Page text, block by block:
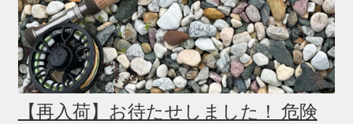
【再入荷】お待たせしました！ 危険